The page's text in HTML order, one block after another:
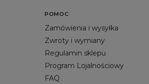
POMOC
Zamówienia i wysyłka
Zwroty i wymiany
Regulamin sklepu
Program Lojalnościowy
FAQ